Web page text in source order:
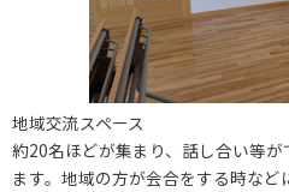
地域交流スペース
約20名ほどが集まり、話し合い等
ます。地域の方が会合をする時な